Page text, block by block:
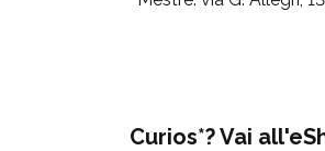
Curios*? Vai